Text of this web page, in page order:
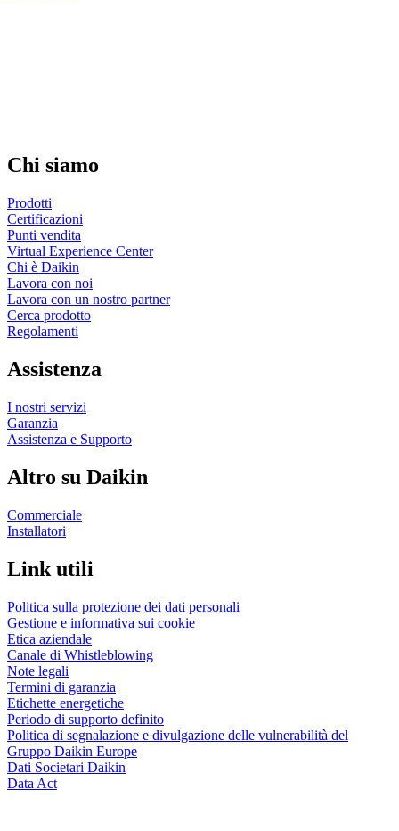
Chi siamo
Prodotti
Certificazioni
Punti vendita
Virtual Experience Center
Chi è Daikin
Lavora con noi
Lavora con un nostro partner
Cerca prodotto
Regolamenti
Assistenza
I nostri servizi
Garanzia
Assistenza e Supporto
Altro su Daikin
Commerciale
Installatori
Link utili
Politica sulla protezione dei dati personali
Gestione e informativa sui cookie
Etica aziendale
Canale di Whistleblowing
Note legali
Termini di garanzia
Etichette energetiche
Periodo di supporto definito
Politica di segnalazione e divulgazione delle vulnerabilità del
Gruppo Daikin Europe
Dati Societari Daikin
Data Act